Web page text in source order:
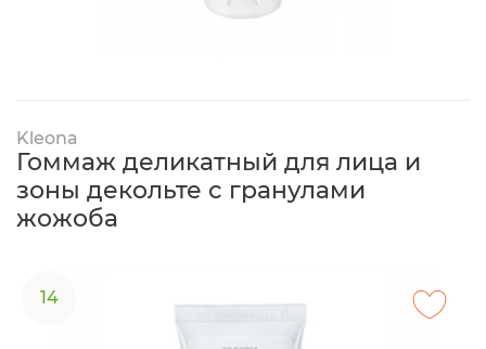
Kleona
Гоммаж деликатный для лица и
зоны декольте с гранулами
жожоба
14